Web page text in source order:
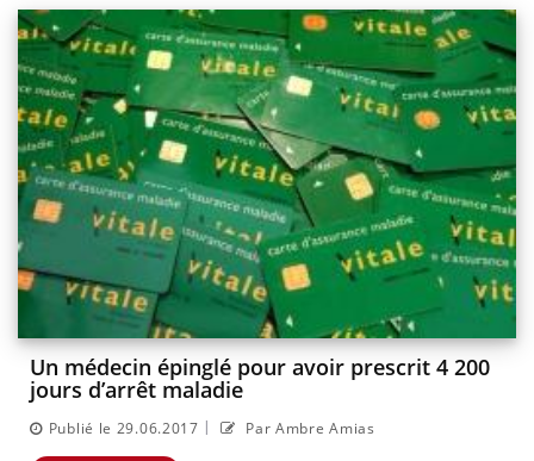
Un médecin épinglé pour avoir prescrit 4 200
jours d’arrêt maladie
Publié le 29.06.2017 | Par Ambre Amias